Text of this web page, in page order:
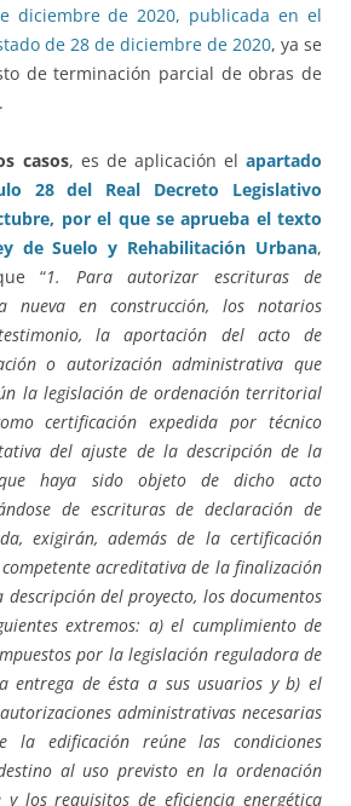
diciembre de 2020, publicada en el
de 28 de diciembre de 2020, ya se
de terminación parcial de obras de
casos, es de aplicación elapartado
28 del Real Decreto Legislativo
por el que se aprueba el texto
de Suelo y Rehabilitación Urbana,
“1. Para autorizar escrituras de
nueva en construcción, los notarios
la aportación del acto de
o autorización administrativa que
la legislación de ordenación territorial
certificación expedida por técnico
del ajuste de la descripción de la
haya sido objeto de dicho acto
de escrituras de declaración de
exigirán, además de la certificación
acreditativa de la finalización
del proyecto, los documentos
extremos: a) el cumplimiento de
por la legislación reguladora de
entrega de ésta a sus usuarios y b) el
administrativas necesarias
la edificación reúne las condiciones
al uso previsto en la ordenación
los requisitos de eficiencia energética